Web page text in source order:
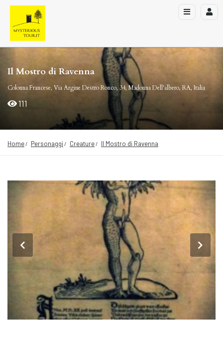
Il Mostro di Ravenna
Colonna Francese, Via Argine Destro Ronco, 34, Madonna Dell'albero, RA, Italia
111
Home Personaggi Creature Il Mostro di Ravenna